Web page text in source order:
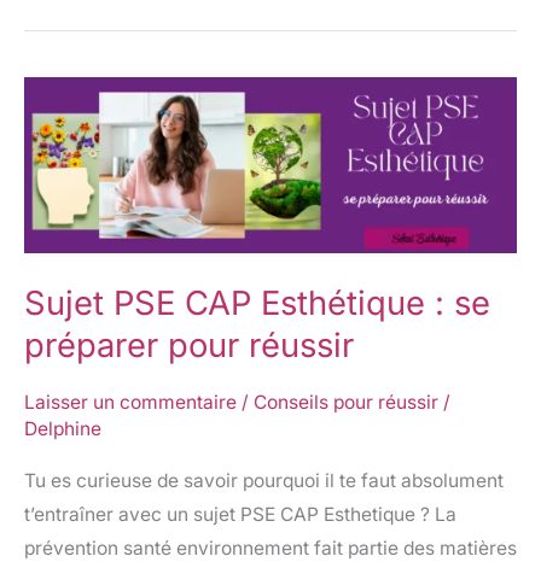
Sujet PSE CAP Esthétique : se
préparer pour réussir
Laisser un commentaire / Conseils pour réussir /
Delphine
Tu es curieuse de savoir pourquoi il te faut absolument
t’entraîner avec un sujet PSE CAP Esthetique ? La
prévention santé environnement fait partie des matières
PSE
CAP
Esthétique
préparer
réussir